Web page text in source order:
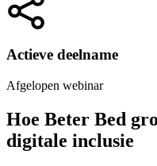
Actieve deelname
Afgelopen webinar
Hoe Beter Bed
digitale inclusie